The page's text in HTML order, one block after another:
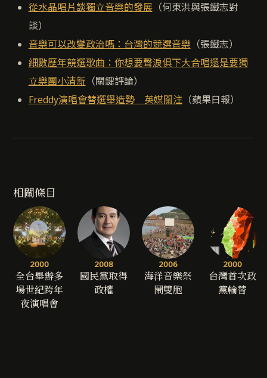
從水晶唱片談獨立音樂的發展（何東洪與張鐵志對
談）
音樂可以改變政治嗎：台灣的競選音樂 （張鐵志）
細數歷年競選歌曲：你想要聲淚俱下大合唱還是要獨
立樂團小清新 （關鍵評論）
Freddy演唱會替選舉造勢 英媒關注（蘋果日報）
相關條目
2000
全台舉辦多
場世紀跨年
夜演唱會
2008
國民黨取得
政權
2006
海洋音樂祭
鬧雙胞
2000
台灣首次政
黨輪替